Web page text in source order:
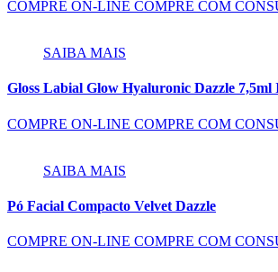
COMPRE ON-LINE COMPRE COM
SAIBA MAIS
Gloss Labial Glow Hyaluronic Dazzle 7,5ml
COMPRE ON-LINE COMPRE COM
SAIBA MAIS
Pó Facial Compacto Velvet Dazzle
COMPRE ON-LINE COMPRE COM